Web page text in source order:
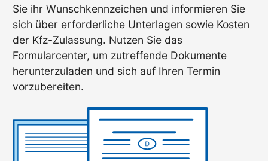
Sie ihr Wunschkennzeichen und informieren Sie
sich über erforderliche Unterlagen sowie Kosten
der Kfz-Zulassung. Nutzen Sie das
Formularcenter, um zutreffende Dokumente
herunterzuladen und sich auf Ihren Termin
vorzubereiten.